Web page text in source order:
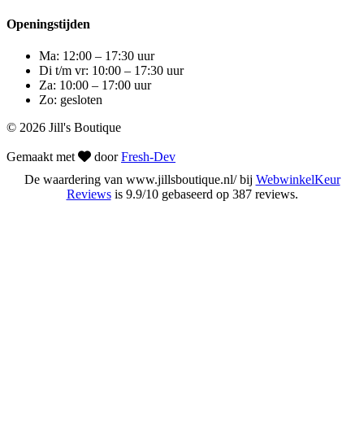
Openingstijden
Ma: 12:00 – 17:30 uur
Di t/m vr: 10:00 – 17:30 uur
Za: 10:00 – 17:00 uur
Zo: gesloten
© 2026 Jill's Boutique
Gemaakt met doorFresh-Dev
De waardering van www.jillsboutique.nl/ bij WebwinkelKeur
Reviewsis 9.9/10 gebaseerd op 387 reviews.